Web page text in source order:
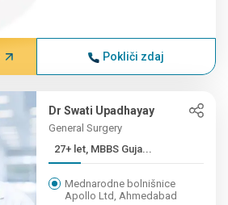
Pokliči zdaj
Dr Swati Upadhayay
General Surgery
27+ let, MBBS Guja...
Mednarodne bolnišnice
Apollo Ltd, Ahmedabad